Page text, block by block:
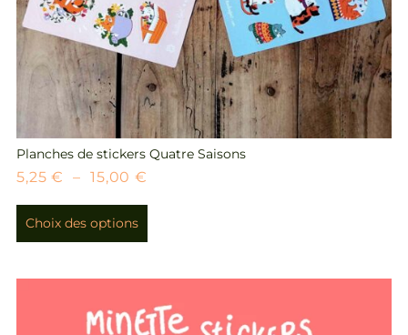
Planches de stickers Quatre Saisons
5,25€ – 15,00€
Choix des options